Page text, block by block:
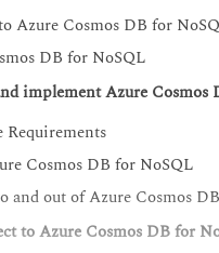
Azure Cosmos DB for
DB for NoSQL
implement Azure Cosmos
Requirements
Cosmos DB for NoSQL
and out of Azure Cosmos
to Azure Cosmos DB for